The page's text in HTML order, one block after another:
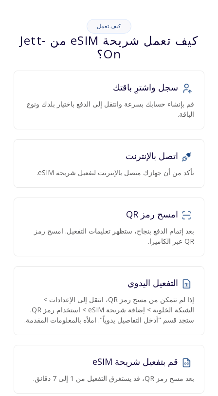
كيف تعمل
كيف تعمل شريحة eSIM من Jett-
On؟
سجل واشترِ باقتك
قم بإنشاء حسابك بسرعة وانتقل إلى الدفع باختيار بلدك ونوع
الباقة.
اتصل بالإنترنت
تأكد من أن جهازك متصل بالإنترنت لتفعيل شريحة eSIM.
امسح رمز QR
بعد إتمام الدفع بنجاح، ستظهر تعليمات التفعيل. امسح رمز
QR عبر الكاميرا.
التفعيل اليدوي
إذا لم تتمكن من مسح رمز QR، انتقل إلى الإعدادات >
الشبكة الخلوية > إضافة شريحة eSIM > استخدام رمز QR.
ستجد قسم "أدخل التفاصيل يدوياً". املأه بالمعلومات المقدمة.
قم بتفعيل شريحة eSIM
بعد مسح رمز QR، قد يستغرق التفعيل من 1 إلى 7 دقائق.